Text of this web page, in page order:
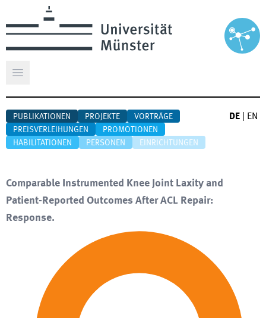
Hauptmenü öffnen
PUBLIKATIONEN PROJEKTE
VORTRÄGE
PREISVERLEIHUNGEN
PROMOTIONEN
HABILITATIONEN
PERSONEN EINRICHTUNGEN
DE EN
Comparable Instrumented Knee Joint Laxity and
Patient-Reported Outcomes After ACL Repair:
Response.